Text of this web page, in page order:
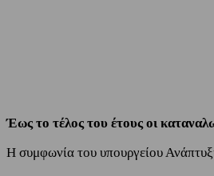
Έως το τέλος του έτους οι
Η συμφωνία του υπουργείου